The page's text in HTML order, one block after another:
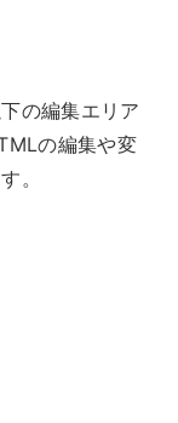
の編集エリア
の編集や変
。